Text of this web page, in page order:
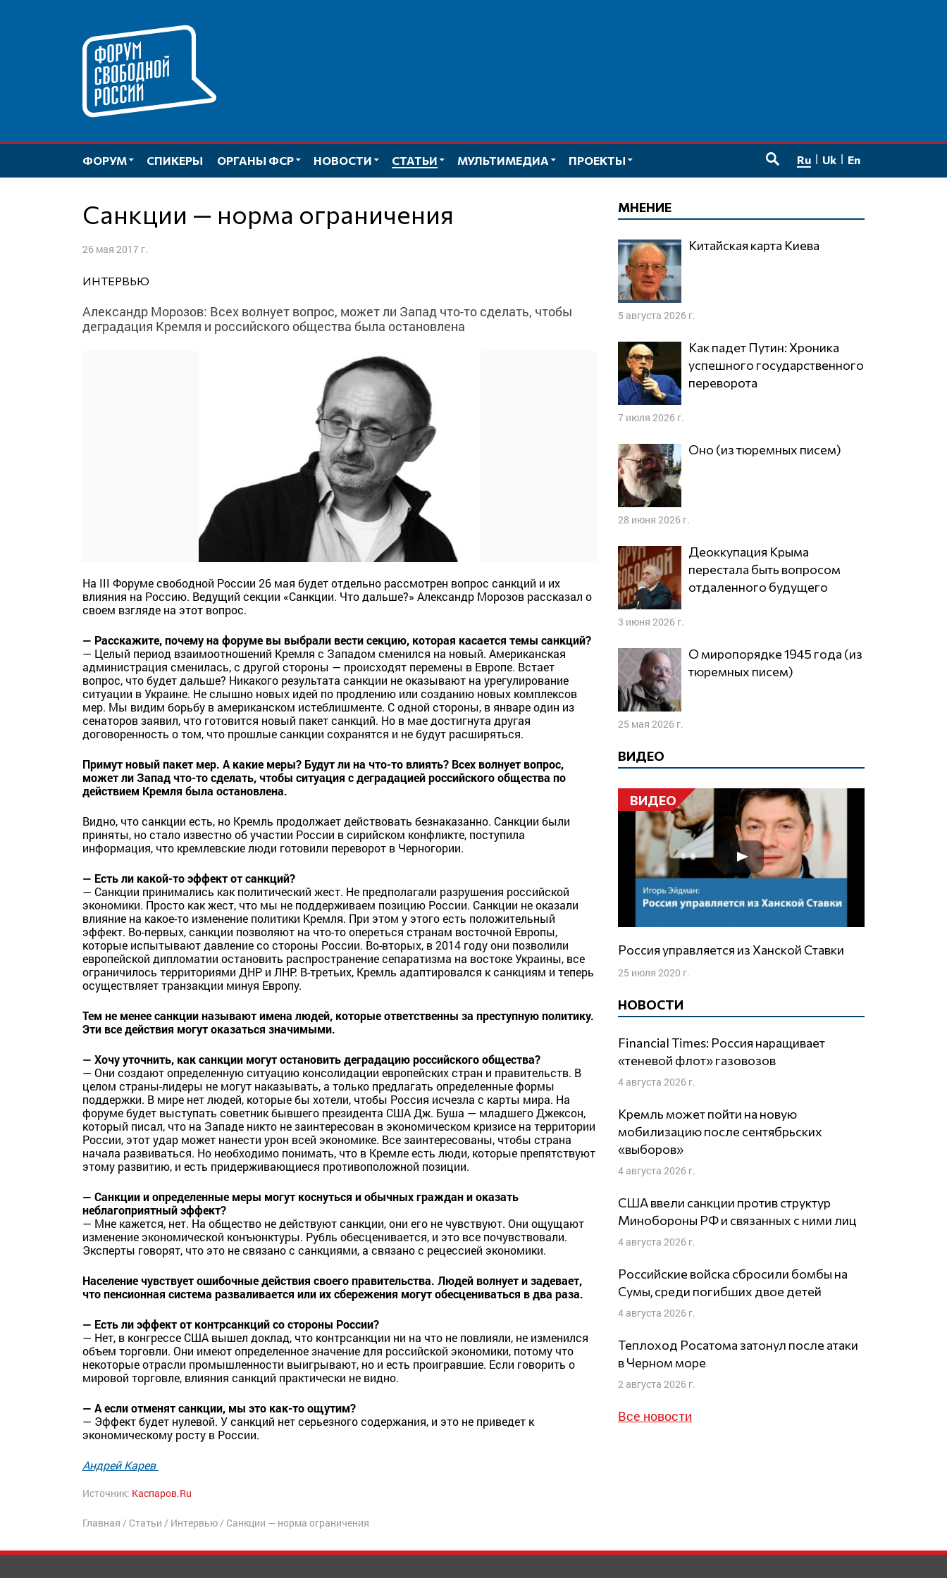
ФОРУМ СПИКЕРЫ ОРГАНЫ ФСР НОВОСТИ СТАТЬИ МУЛЬТИМЕДИА
ПРОЕКТЫ
Ru Uk En
Санкции — норма ограничения
26 мая 2017 г.
ИНТЕРВЬЮ
Александр Морозов: Всех волнует вопрос, может ли Запад что-то сделать, чтобы
деградация Кремля и российского общества была остановлена
На III Форуме свободной России 26 мая будет отдельно рассмотрен вопрос санкций и их
влияния на Россию. Ведущий секции «Санкции. Что дальше?» Александр Морозов рассказал о
своем взгляде на этот вопрос.
— Расскажите, почему на форуме вы выбрали вести секцию, которая касается темы санкций?
— Целый период взаимоотношений Кремля с Западом сменился на новый. Американская
администрация сменилась, с другой стороны — происходят перемены в Европе. Встает
вопрос, что будет дальше? Никакого результата санкции не оказывают на урегулирование
ситуации в Украине. Не слышно новых идей по продлению или созданию новых комплексов
мер. Мы видим борьбу в американском истеблишменте. С одной стороны, в январе один из
сенаторов заявил, что готовится новый пакет санкций. Но в мае достигнута другая
договоренность о том, что прошлые санкции сохранятся и не будут расширяться.
Примут новый пакет мер. А какие меры? Будут ли на что-то влиять? Всех волнует вопрос,
может ли Запад что-то сделать, чтобы ситуация с деградацией российского общества по
действием Кремля была остановлена.
Видно, что санкции есть, но Кремль продолжает действовать безнаказанно. Санкции были
приняты, но стало известно об участии России в сирийском конфликте, поступила
информация, что кремлевские люди готовили переворот в Черногории.
— Есть ли какой-то эффект от санкций?
— Санкции принимались как политический жест. Не предполагали разрушения российской
экономики. Просто как жест, что мы не поддерживаем позицию России. Санкции не оказали
влияние на какое-то изменение политики Кремля. При этом у этого есть положительный
эффект. Во-первых, санкции позволяют на что-то опереться странам восточной Европы,
которые испытывают давление со стороны России. Во-вторых, в 2014 году они позволили
европейской дипломатии остановить распространение сепаратизма на востоке Украины, все
ограничилось территориями ДНР и ЛНР. В-третьих, Кремль адаптировался к санкциям и теперь
осуществляет транзакции минуя Европу.
Тем не менее санкции называют имена людей, которые ответственны за преступную политику.
Эти все действия могут оказаться значимыми.
— Хочу уточнить, как санкции могут остановить деградацию российского общества?
— Они создают определенную ситуацию консолидации европейских стран и правительств. В
целом страны-лидеры не могут наказывать, а только предлагать определенные формы
поддержки. В мире нет людей, которые бы хотели, чтобы Россия исчезла с карты мира. На
форуме будет выступать советник бывшего президента США Дж. Буша — младшего Джексон,
который писал, что на Западе никто не заинтересован в экономическом кризисе на территории
России, этот удар может нанести урон всей экономике. Все заинтересованы, чтобы страна
начала развиваться. Но необходимо понимать, что в Кремле есть люди, которые препятствуют
этому развитию, и есть придерживающиеся противоположной позиции.
— Санкции и определенные меры могут коснуться и обычных граждан и оказать
неблагоприятный эффект?
— Мне кажется, нет. На общество не действуют санкции, они его не чувствуют. Они ощущают
изменение экономической конъюнктуры. Рубль обесценивается, и это все почувствовали.
Эксперты говорят, что это не связано с санкциями, а связано с рецессией экономики.
Население чувствует ошибочные действия своего правительства. Людей волнует и задевает,
что пенсионная система разваливается или их сбережения могут обесцениваться в два раза.
— Есть ли эффект от контрсанкций со стороны России?
— Нет, в конгрессе США вышел доклад, что контрсанкции ни на что не повлияли, не изменился
объем торговли. Они имеют определенное значение для российской экономики, потому что
некоторые отрасли промышленности выигрывают, но и есть проигравшие. Если говорить о
мировой торговле, влияния санкций практически не видно.
— А если отменят санкции, мы это как-то ощутим?
— Эффект будет нулевой. У санкций нет серьезного содержания, и это не приведет к
экономическому росту в России.
Андрей Карев
Источник: Каспаров.Ru
МНЕНИЕ
Китайская карта Киева
5 августа 2026 г.
Как падет Путин: Хроника
успешного государственного
переворота
7 июля 2026 г.
Оно (из тюремных писем)
28 июня 2026 г.
Деоккупация Крыма
перестала быть вопросом
отдаленного будущего
3 июня 2026 г.
О миропорядке 1945 года (из
тюремных писем)
25 мая 2026 г.
ВИДЕО
ВИДЕО
Россия управляется из Ханской Ставки
25 июля 2020 г.
НОВОСТИ
Financial Times: Россия наращивает
«теневой флот» газовозов
4 августа 2026 г.
Кремль может пойти на новую
мобилизацию после сентябрьских
«выборов»
4 августа 2026 г.
США ввели санкции против структур
Минобороны РФ и связанных с ними лиц
4 августа 2026 г.
Российские войска сбросили бомбы на
Сумы, среди погибших двое детей
4 августа 2026 г.
Теплоход Росатома затонул после атаки
в Черном море
2 августа 2026 г.
Все новости
Главная / Статьи / Интервью/ Санкции — норма ограничения